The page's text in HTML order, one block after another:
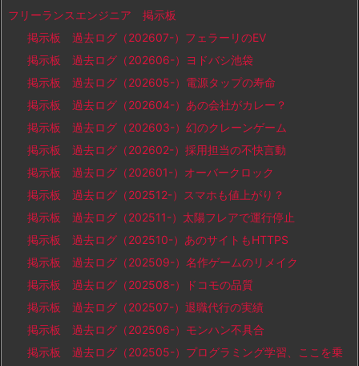
フリーランスエンジニア 掲示板
掲示板 過去ログ（202607-）フェラーリのEV
掲示板 過去ログ（202606-）ヨドバシ池袋
掲示板 過去ログ（202605-）電源タップの寿命
掲示板 過去ログ（202604-）あの会社がカレー？
掲示板 過去ログ（202603-）幻のクレーンゲーム
掲示板 過去ログ（202602-）採用担当の不快言動
掲示板 過去ログ（202601-）オーバークロック
掲示板 過去ログ（202512-）スマホも値上がり？
掲示板 過去ログ（202511-）太陽フレアで運行停止
掲示板 過去ログ（202510-）あのサイトもHTTPS
掲示板 過去ログ（202509-）名作ゲームのリメイク
掲示板 過去ログ（202508-）ドコモの品質
掲示板 過去ログ（202507-）退職代行の実績
掲示板 過去ログ（202506-）モンハン不具合
掲示板 過去ログ（202505-）プログラミング学習、ここを乗